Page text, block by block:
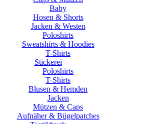
Baby
Hosen & Shorts
Jacken & Westen
Poloshirts
Sweatshirts & Hoodies
T-Shirts
Stickerei
Poloshirts
T-Shirts
Blusen & Hemden
Jacken
Mützen & Caps
Aufnäher & Bügelpatches